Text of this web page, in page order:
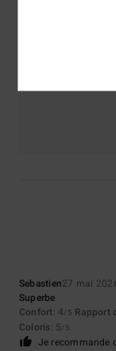
Sebastien27 mai
Superbe
Confort: 4/5 Rapport
Coloris: 5/5
Je recommande